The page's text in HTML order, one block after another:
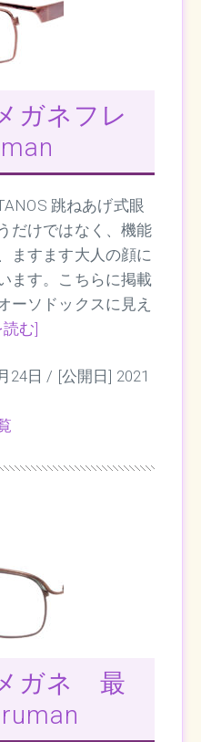
ガネフレ
跳ねあげ式眼
だけではなく、機能
ますます大人の顔に
ます。こちらに掲載
ーソドックスに見え
む]
24日 / [公開日] 2021
ガネ 最